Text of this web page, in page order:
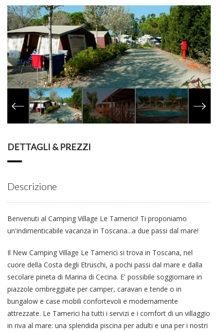
DETTAGLI & PREZZI
Descrizione
Benvenuti al Camping Village Le Tamerici! Ti proponiamo
un'indimenticabile vacanza in Toscana...a due passi dal mare!
Il New Camping Village Le Tamerici si trova in Toscana, nel
cuore della Costa degli Etruschi, a pochi passi dal mare e dalla
secolare pineta di Marina di Cecina. E' possibile soggiornare in
piazzole ombreggiate per camper, caravan e tende o in
bungalow e case mobili confortevoli e modernamente
attrezzate. Le Tamerici ha tutti i servizi e i comfort di un villaggio
in riva al mare: una splendida piscina per adulti e una per i nostri